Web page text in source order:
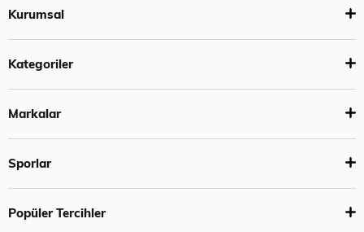
Kurumsal
Kategoriler
Markalar
Sporlar
Popüler Tercihler